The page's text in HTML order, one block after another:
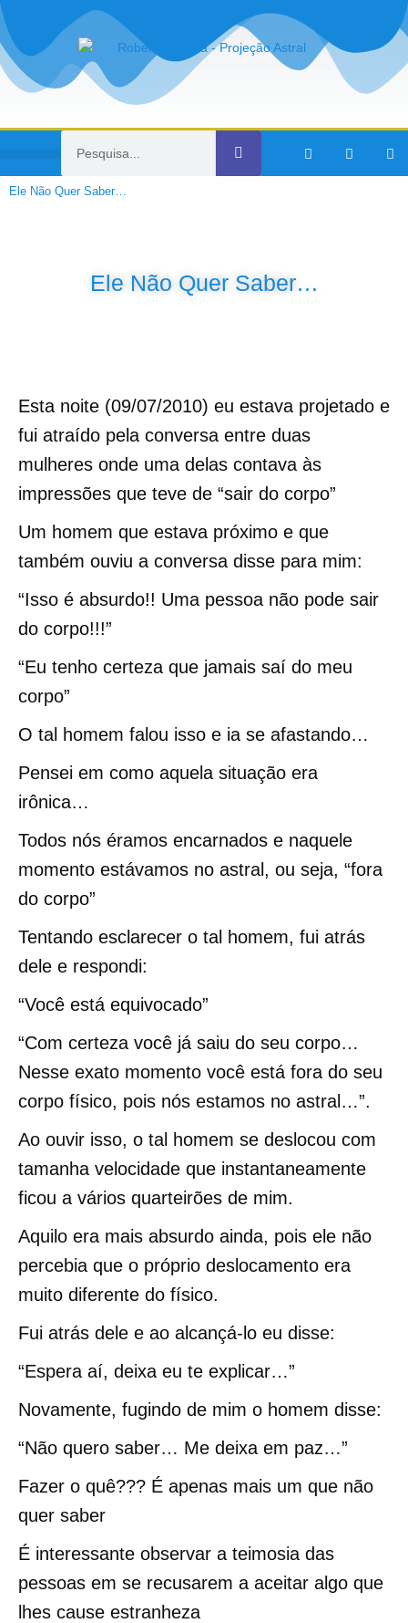
Ele Não Quer Saber…
Ele Não Quer Saber…
Esta noite (09/07/2010) eu estava projetado e
fui atraído pela conversa entre duas
mulheres onde uma delas contava às
impressões que teve de “sair do corpo”
Um homem que estava próximo e que
também ouviu a conversa disse para mim:
“Isso é absurdo!! Uma pessoa não pode sair
do corpo!!!”
“Eu tenho certeza que jamais saí do meu
corpo”
O tal homem falou isso e ia se afastando…
Pensei em como aquela situação era
irônica…
Todos nós éramos encarnados e naquele
momento estávamos no astral, ou seja, “fora
do corpo”
Tentando esclarecer o tal homem, fui atrás
dele e respondi:
“Você está equivocado”
“Com certeza você já saiu do seu corpo…
Nesse exato momento você está fora do seu
corpo físico, pois nós estamos no astral…”.
Ao ouvir isso, o tal homem se deslocou com
tamanha velocidade que instantaneamente
ficou a vários quarteirões de mim.
Aquilo era mais absurdo ainda, pois ele não
percebia que o próprio deslocamento era
muito diferente do físico.
Fui atrás dele e ao alcançá-lo eu disse:
“Espera aí, deixa eu te explicar…”
Novamente, fugindo de mim o homem disse:
“Não quero saber… Me deixa em paz…”
Fazer o quê??? É apenas mais um que não
quer saber
É interessante observar a teimosia das
pessoas em se recusarem a aceitar algo que
lhes cause estranheza